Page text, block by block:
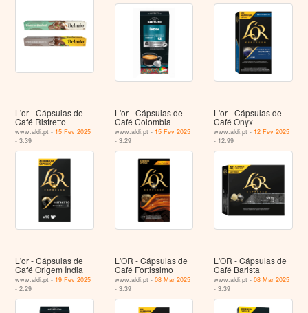
L'or - Cápsulas de
Café Ristretto
www.aldi.pt - 15 Fev 2025
- 3.39
L'or - Cápsulas de
Café Colombia
www.aldi.pt - 15 Fev 2025
- 3.29
L'or - Cápsulas de
Café Onyx
www.aldi.pt - 12 Fev 2025
- 12.99
L'or - Cápsulas de
Café Origem Índia
www.aldi.pt - 19 Fev 2025
- 2.29
L'OR - Cápsulas de
Café Fortissimo
www.aldi.pt - 08 Mar 2025
- 3.39
L'OR - Cápsulas de
Café Barista
www.aldi.pt -08 Mar 2025
- 3.39